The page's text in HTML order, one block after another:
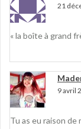
21
« la boîte à grand
9 avril
Tu as eu raison